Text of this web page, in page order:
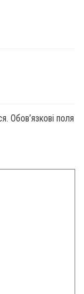
Обов’язкові поля